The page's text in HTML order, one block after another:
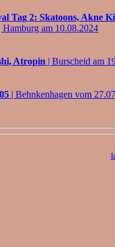
Tag 2: Skatoons, Akne
| Hamburg am 10.08.2024
Atropin | Burscheid am
| Behnkenhagen vom